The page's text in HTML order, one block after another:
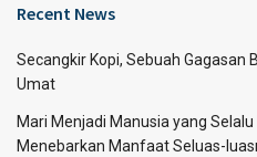
Recent News
Secangkir Kopi, Sebuah Gagasan
Umat
Mari Menjadi Manusia yang
Menebarkan Manfaat Seluas-